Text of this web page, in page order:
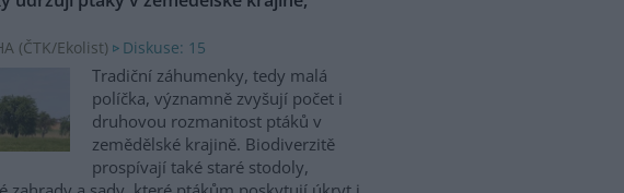
(ČTK/Ekolist) Diskuse: 15
Tradiční záhumenky, tedy malá
políčka, významně zvyšují počet i
druhovou rozmanitost ptáků v
zemědělské krajině. Biodiverzitě
prospívají také staré stodoly,